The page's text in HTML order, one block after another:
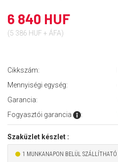
6 840 HUF
(5 386 HUF + ÁFA)
Cikkszám:
Mennyiségi egység:
Garancia:
Fogyasztói garancia
:
Szaküzlet készlet :
1 MUNKANAPON BELÜL SZÁLLÍTHATÓ